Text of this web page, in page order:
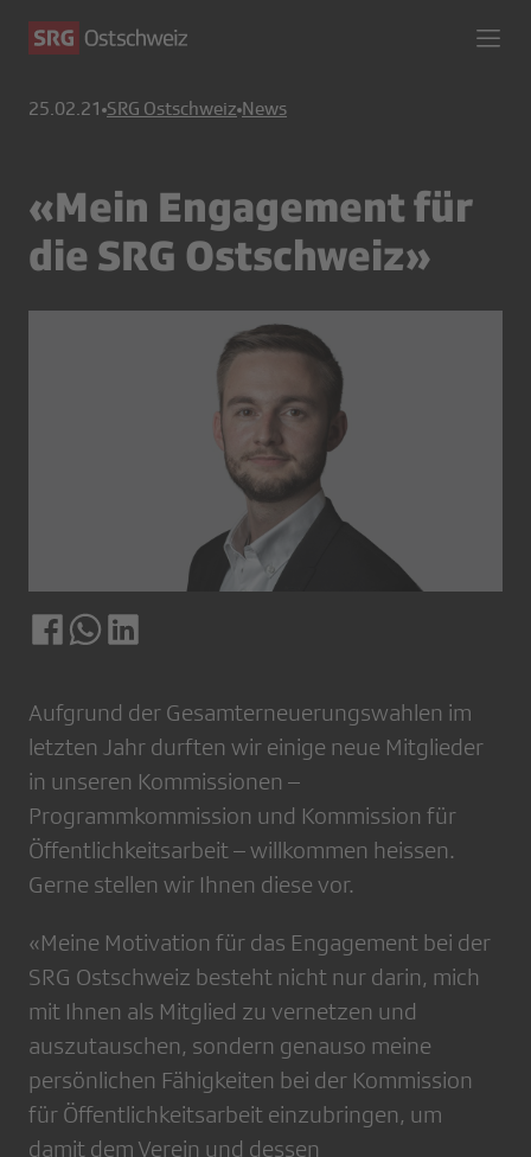
25.02.21 SRG Ostschweiz News
«Mein Engagement für
die SRG Ostschweiz»
Aufgrund der Gesamterneuerungswahlen im
letzten Jahr durften wir einige neue Mitglieder
in unseren Kommissionen –
Programmkommission und Kommission für
Öffentlichkeitsarbeit – willkommen heissen.
Gerne stellen wir Ihnen diese vor.
«Meine Motivation für das Engagement bei der
SRG Ostschweiz besteht nicht nur darin, mich
mit Ihnen als Mitglied zu vernetzen und
auszutauschen, sondern genauso meine
persönlichen Fähigkeiten bei der Kommission
für Öffentlichkeitsarbeit einzubringen, um
damit dem Verein und dessen